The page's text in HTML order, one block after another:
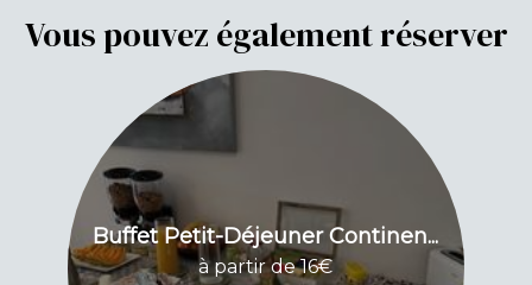
Vous pouvez également réserver
Buffet Petit-Déjeuner Continen...
à partir de 16€